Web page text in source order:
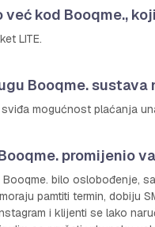
već kod Booqme.,
LITE.
Booqme.
mogućnost plaćanja
promijenio
Booqme. bilo oslobođenje,
pamtiti termin, dobiju
i klijenti se lako